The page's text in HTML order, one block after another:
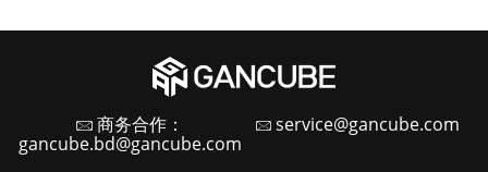
商务合作：
gancube.bd@gancube.com
service@gancube.com